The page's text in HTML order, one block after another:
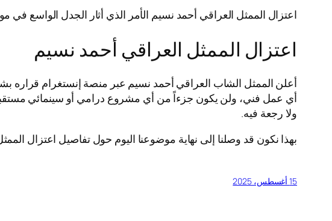
اعتزال الممثل العراقي أحمد نسيم الأمر الذي أثار الجدل الواسع في
اعتزال الممثل العراقي أحمد نسيم
أعلن الممثل الشاب العراقي أحمد نسيم عبر منصة إنستغرام قراره
أي عمل فني، ولن يكون جزءاً من أي مشروع درامي أو سينمائي
ولا رجعة فيه.
بهذا نكون قد وصلنا إلى نهاية موضوعنا اليوم حول تفاصيل اعتزال
15 أغسطس، 2025